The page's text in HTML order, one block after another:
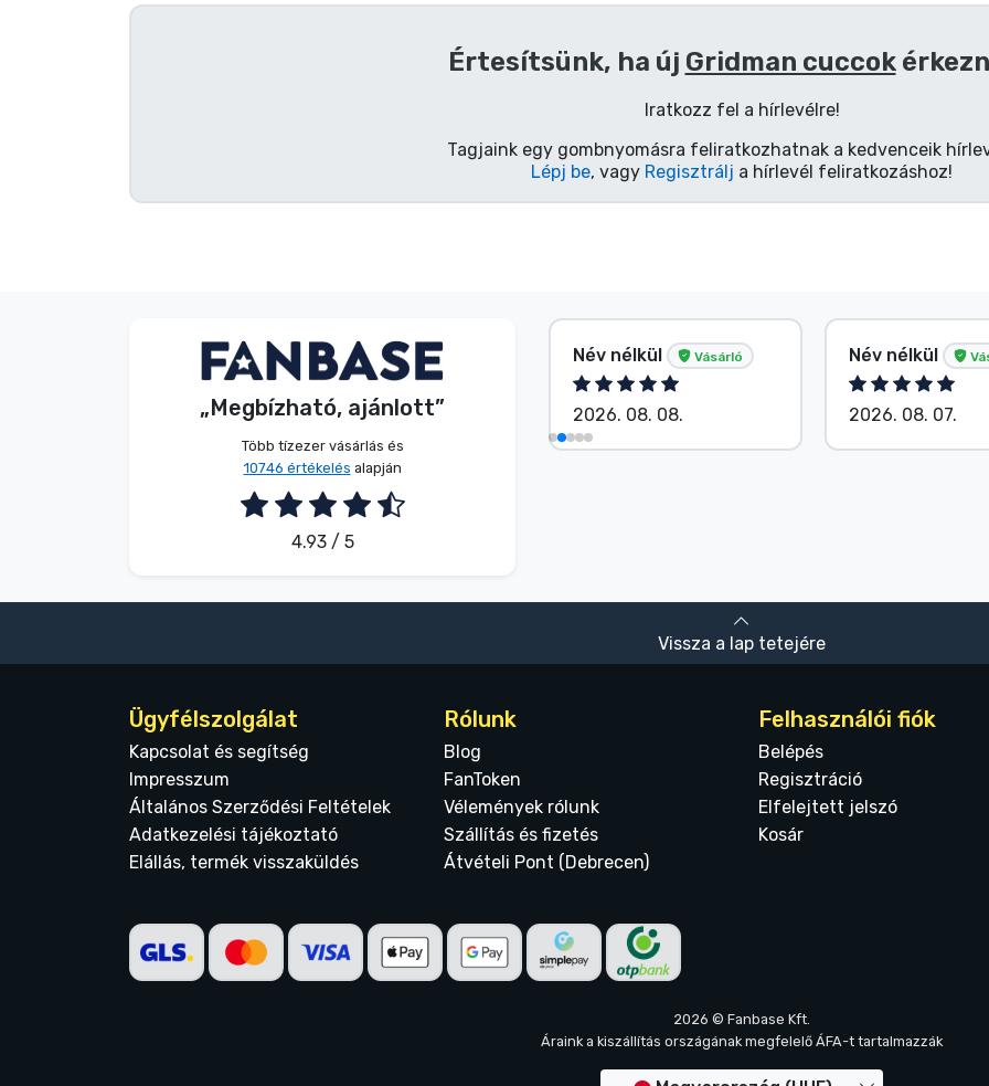
Értesítsünk, ha új Gridman cuccok
Iratkozz fel a hírlevélre!
Tagjaink egy gombnyomásra feliratkozhatnak a kedvenceik
Lépj be, vagy Regisztrálj a hírlevél feliratkozáshoz!
„Megbízható, ajánlott”
Több tízezer vásárlás és
10746 értékelés alapján
4.93 / 5
Dávid Sulyok Vásárló
2026. 08. 08.
Név nélkül Vásárló
2026. 08. 08.
Név nélkül
2026. 08. 07.
Vissza a lap tetejére
Ügyfélszolgálat
Kapcsolat és segítség
Impresszum
Általános Szerződési Feltételek
Adatkezelési tájékoztató
Elállás, termék visszaküldés
Rólunk
Blog
FanToken
Vélemények rólunk
Szállítás és fizetés
Átvételi Pont (Debrecen)
Felhasználói fiók
Belépés
Regisztráció
Elfelejtett jelszó
Kosár
2026 © Fanbase Kft.
Áraink a kiszállítás országának megfelelő ÁFA-t tartalmazzák